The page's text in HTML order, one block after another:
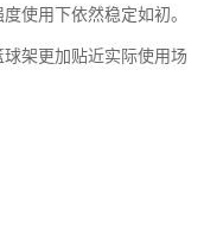
使用下依然稳定如初。
架更加贴近实际使用场